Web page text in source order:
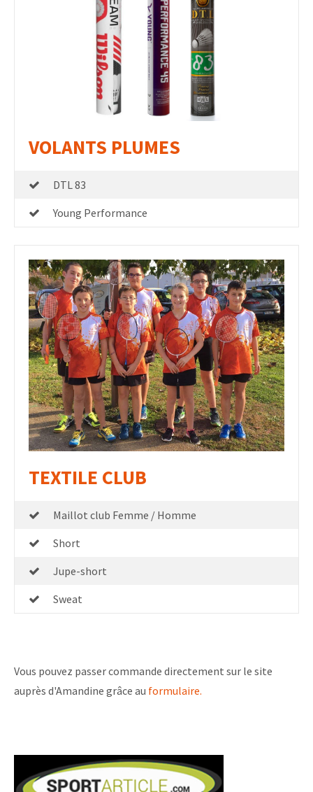
VOLANTS PLUMES
DTL 83
Young Performance
TEXTILE CLUB
Maillot club Femme / Homme
Short
Jupe-short
Sweat
Vous pouvez passer commande directement sur le site
auprès d'Amandine grâce au formulaire.